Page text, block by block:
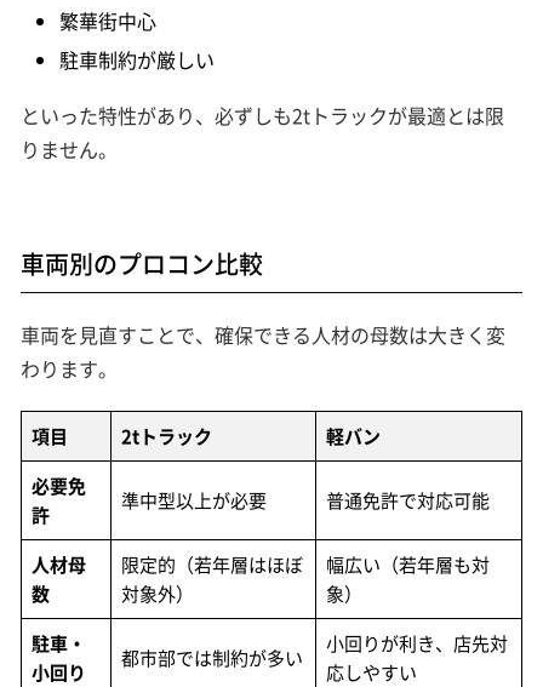
繁華街中心
駐車制約が厳しい
といった特性があり、必ずしも2tトラックが最適とは限
りません。
車両別のプロコン比較
車両を見直すことで、確保できる人材の母数は大きく変
わります。
項目 2tトラック
軽バン
必要免
許
準中型以上が必要 普通免許で対応可能
人材母
数
限定的（若年層はほぼ
対象外）
幅広い（若年層も対
象）
駐車・
小回り
都市部では制約が多い
小回りが利き、店先対
応しやすい